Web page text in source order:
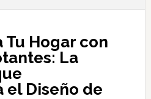
Tu Hogar con
La
el Diseño de